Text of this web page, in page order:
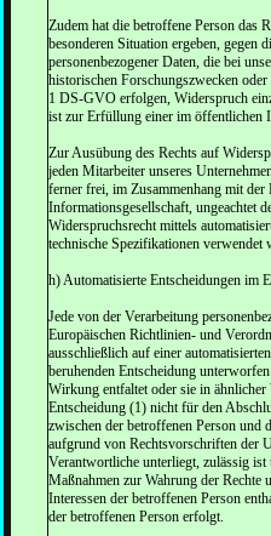
Zudem hat die betroffene Person das
besonderen Situation ergeben, gegen
personenbezogener Daten, die bei
historischen Forschungszwecken
1 DS-GVO erfolgen, Widerspruch
ist zur Erfüllung einer im öffentlichen
Zur Ausübung des Rechts auf
jeden Mitarbeiter unseres
ferner frei, im Zusammenhang mit
Informationsgesellschaft, ungeachtet
Widerspruchsrecht mittels
technische Spezifikationen verwendet
h) Automatisierte Entscheidungen im
Jede von der Verarbeitung
Europäischen Richtlinien- und
ausschließlich auf einer
beruhenden Entscheidung
Wirkung entfaltet oder sie in
Entscheidung (1) nicht für den
zwischen der betroffenen Person
aufgrund von Rechtsvorschriften der
Verantwortliche unterliegt, zulässig ist
Maßnahmen zur Wahrung der Rechte
Interessen der betroffenen Person
der betroffenen Person erfolgt.